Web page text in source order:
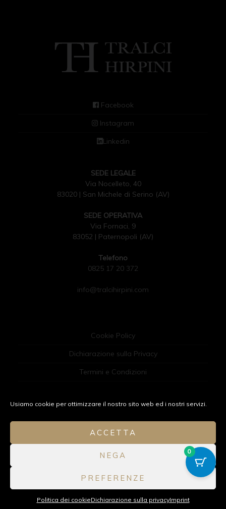
Usiamo cookie per ottimizzare il nostro sito web ed i nostri servizi.
ACCETTA
NEGA
PREFERENZE
Politica dei cookieDichiarazione sulla privacyImprint
Facebook
Instagram
Linkedin
SEDE LEGALE
Via Nocelleto, 40
83020 | San Michele di Serino (AV)
SEDE OPERATIVA
Via Fornaci, 9
83052 | Paternopoli (AV)
Telefono
0825 17 20 372
info@tralcihirpini.com
Cookie Policy
Dichiarazione sulla Privacy
Termini e Condizioni
Disclaimer
© 2020 Tralci Hirpini | P.IVA IT03063400646 | È un'azienda del
gruppo M.A.C
0